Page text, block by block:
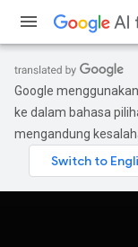
Google
ke dalam bahasa
mengandung